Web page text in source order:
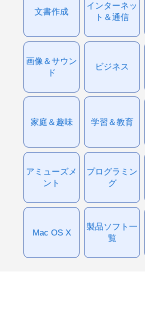
文書作成
インターネッ
ト＆通信
画像＆サウン
ド
ビジネス
家庭＆趣味 学習＆教育
アミューズメ
ント
プログラミン
グ
Mac OS X
製品ソフト一
覧